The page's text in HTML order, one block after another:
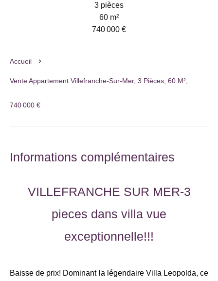
3 pièces
60 m²
740 000 €
Accueil
Vente Appartement Villefranche-Sur-Mer, 3 Pièces, 60 M²,
740 000 €
Informations complémentaires
VILLEFRANCHE SUR MER-3
pieces dans villa vue
exceptionnelle!!!
Baisse de prix! Dominant la légendaire Villa Leopolda, ce